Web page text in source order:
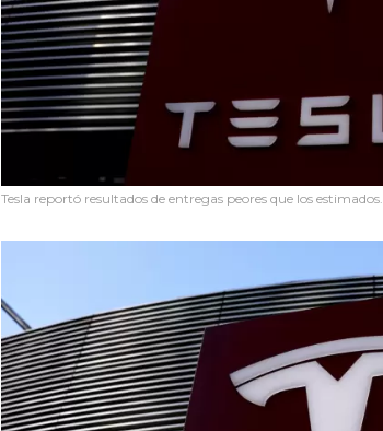
Tesla reportó resultados de entregas peores que los estimados.